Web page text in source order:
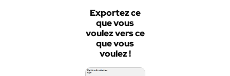
Exportez ce
que vous
voulez vers ce
que vous
voulez !